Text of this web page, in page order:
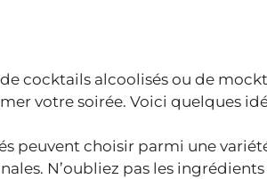
de cocktails alcoolisés ou de
votre soirée. Voici quelques
peuvent choisir parmi une
N’oubliez pas les